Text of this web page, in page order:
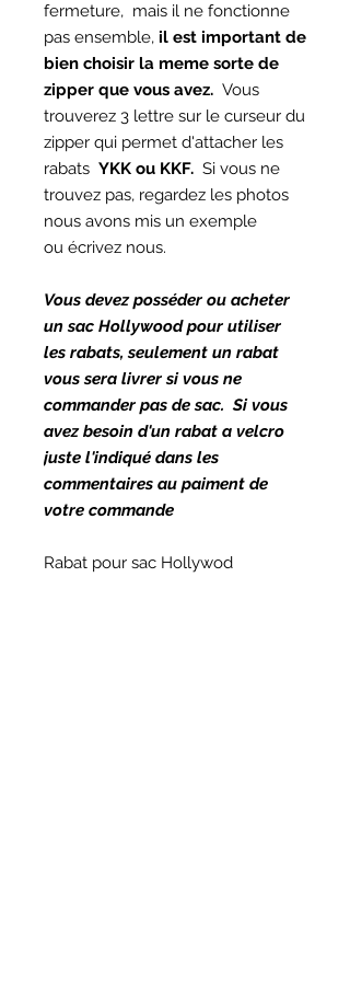
fermeture, mais il ne fonctionne
pas ensemble, il est important de
bien choisir la meme sorte de
zipper que vous avez. Vous
trouverez 3 lettre sur le curseur du
zipper qui permet d'attacher les
rabats YKK ou KKF. Si vous ne
trouvez pas, regardez les photos
nous avons mis un exemple
ou écrivez nous.
Vous devez posséder ou acheter
un sac Hollywood pour utiliser
les rabats, seulement un rabat
vous sera livrer si vous ne
commander pas de sac. Si vous
avez besoin d'un rabat a velcro
juste l'indiqué dans les
commentaires au paiment de
votre commande
Rabat pour sac Hollywod